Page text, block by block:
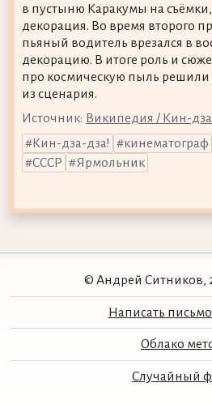
в пустыню Каракумы на съёмки,
декорация. Во время второго
пьяный водитель врезался в
декорацию. В итоге роль и
про космическую пыль решили
из сценария.
Источник: Википедия / Кин-
Кин-дза-дза!
кинематограф
СССР
Ярмольник
© Андрей Ситников,
Написать
Облако
Случайный